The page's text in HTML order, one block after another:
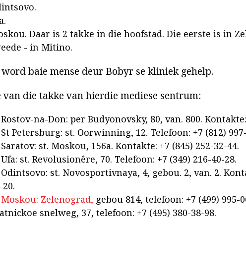
Daar is 2 takke in die hoofstad. Die eerste is in
- in Mitino.
baie mense deur Bobyr se kliniek gehelp.
van die takke van hierdie mediese sentrum:
na-Don: per Budyonovsky, 80, van. 800.
Petersburg: st. Oorwinning, 12. Telefoon: +7 (812)
st. Moskou, 156a. Kontakte: +7 (845) 252-32-44.
st. Revolusionêre, 70. Telefoon: +7 (349) 216-40-28.
st. Novosportivnaya, 4, gebou. 2, van. 2.
20.
Moskou: Zelenograd, gebou 814, telefoon: +7 (499) 995-
snelweg, 37, telefoon: +7 (495) 380-38-98.